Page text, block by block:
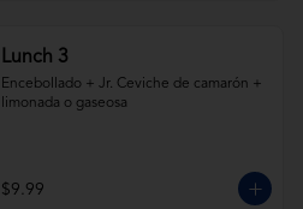
Lunch 3
Encebollado + Jr. Ceviche de camarón +
limonada o gaseosa
$9.99